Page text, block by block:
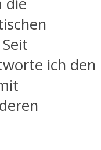
ich den